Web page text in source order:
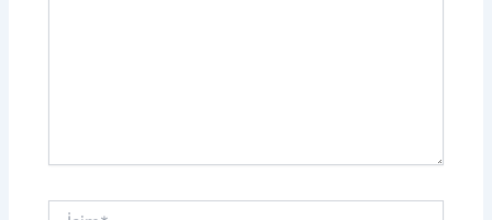
İsim*